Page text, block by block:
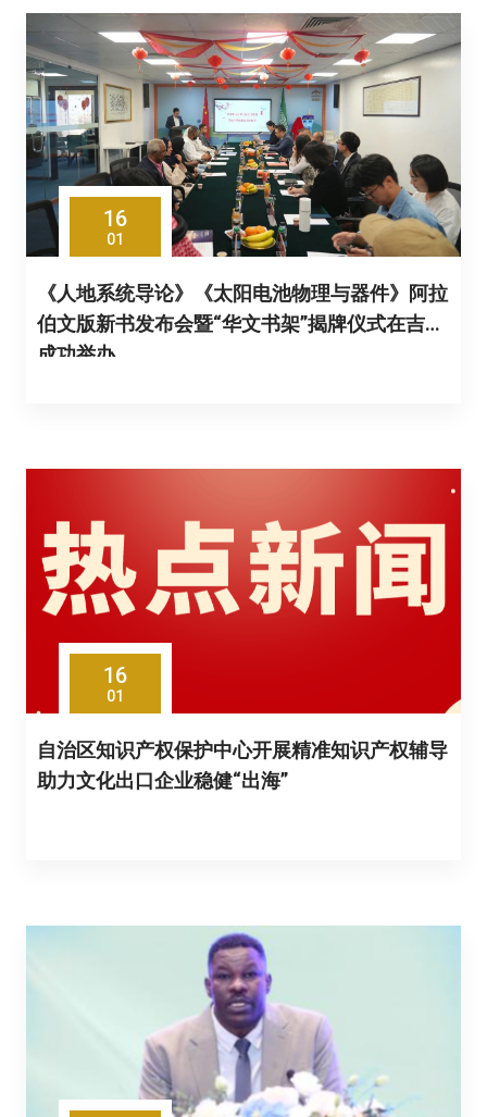
16
01
《人地系统导论》《太阳电池物理与器件》阿拉
伯文版新书发布会暨“华文书架”揭牌仪式在吉达
成功举办
16
01
自治区知识产权保护中心开展精准知识产权辅导
助力文化出口企业稳健“出海”